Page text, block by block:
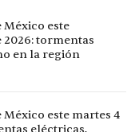
México este
2026: tormentas
en la región
este martes 4